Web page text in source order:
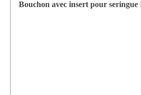
Bouchon avec insert pour seringue